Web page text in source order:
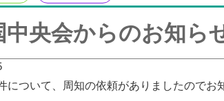
中央会からのお知ら
について、周知の依頼がありましたのでお